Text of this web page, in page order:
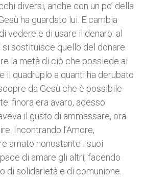
diversi, anche con un po’ della
ha guardato lui. E cambia
vedere e di usare il denaro: al
sostituisce quello del donare.
la metà di ciò che possiede ai
il quadruplo a quanti ha derubato
da Gesù che è possibile
finora era avaro, adesso
il gusto di ammassare, ora
Incontrando l’Amore,
amato nonostante i suoi
di amare gli altri, facendo
di solidarietà e di comunione.